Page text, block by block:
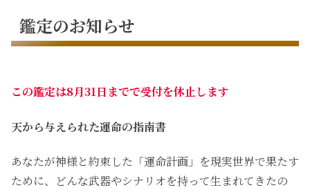
鑑定のお知らせ
この鑑定は8月31日までで受付を休止します
天から与えられた運命の指南書
あなたが神様と約束した「運命計画」を現実世界で果たす
ために、どんな武器やシナリオを持って生まれてきたの